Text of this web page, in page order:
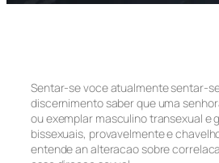
Sentar-se voce atualmente sentar-
discernimento saber que uma
ou exemplar masculino transexual e
bissexuais, provavelmente e
entende an alteracao sobre